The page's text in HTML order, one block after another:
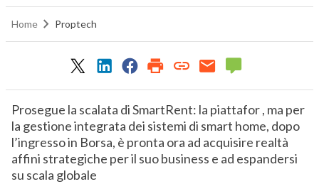
Home Proptech
Prosegue la scalata di SmartRent: la piattafor , ma per
la gestione integrata dei sistemi di smart home, dopo
l’ingresso in Borsa, è pronta ora ad acquisire realtà
affini strategiche per il suo business e ad espandersi
su scala globale